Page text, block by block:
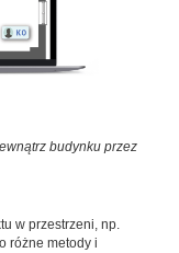
budynku przez
w przestrzeni, np.
różne metody i